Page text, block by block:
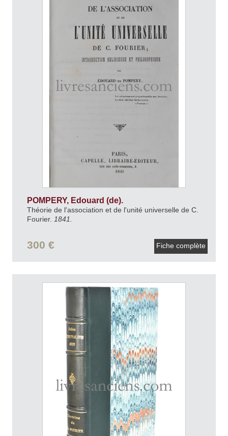
POMPERY, Edouard (de).
Théorie de l'association et de l'unité universelle de C.
Fourier. 1841.
300 € Fiche complète